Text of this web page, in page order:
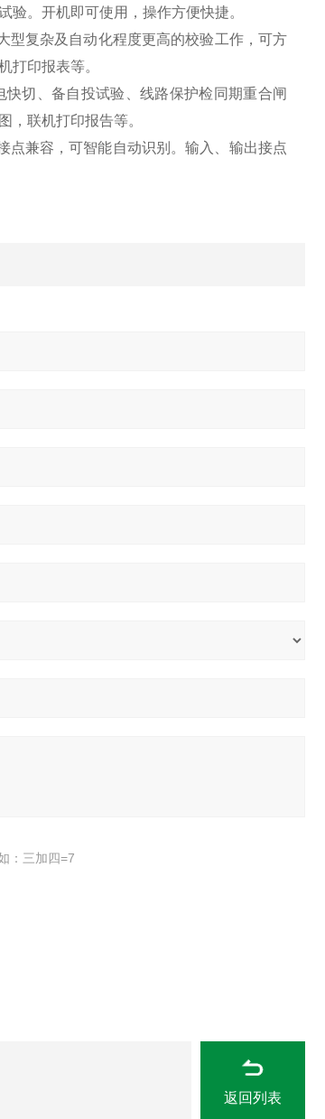
。开机即可使用，操作方便快捷。
复杂及自动化程度更高的校验工作，可方
打印报表等。
切、备自投试验、线路保护检同期重合闸
，联机打印报告等。
兼容，可智能自动识别。输入、输出接点
：三加四=7
返回列表